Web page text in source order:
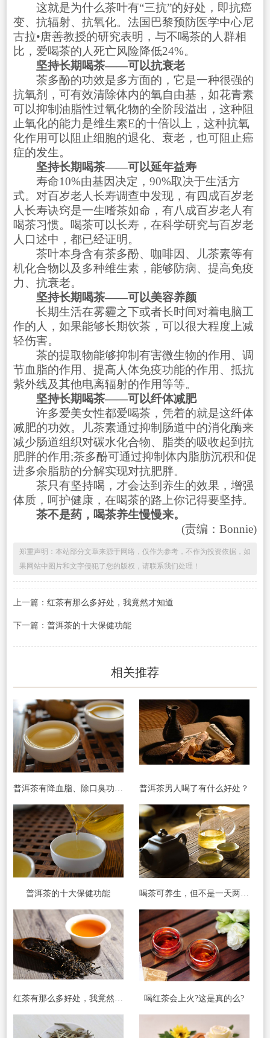
这就是为什么茶叶有“三抗”的好处，即抗癌
变、抗辐射、抗氧化。法国巴黎预防医学中心尼
古拉•唐善教授的研究表明，与不喝茶的人群相
比，爱喝茶的人死亡风险降低24%。
坚持长期喝茶——可以抗衰老
茶多酚的功效是多方面的，它是一种很强的
抗氧剂，可有效清除体内的氧自由基，如花青素
可以抑制油脂性过氧化物的全阶段溢出，这种阻
止氧化的能力是维生素E的十倍以上，这种抗氧
化作用可以阻止细胞的退化、衰老，也可阻止癌
症的发生。
坚持长期喝茶——可以延年益寿
寿命10%由基因决定，90%取决于生活方
式。对百岁老人长寿调查中发现，有四成百岁老
人长寿诀窍是一生嗜茶如命，有八成百岁老人有
喝茶习惯。喝茶可以长寿，在科学研究与百岁老
人口述中，都已经证明。
茶叶本身含有茶多酚、咖啡因、儿茶素等有
机化合物以及多种维生素，能够防病、提高免疫
力、抗衰老。
坚持长期喝茶——可以美容养颜
长期生活在雾霾之下或者长时间对着电脑工
作的人，如果能够长期饮茶，可以很大程度上减
轻伤害。
茶的提取物能够抑制有害微生物的作用、调
节血脂的作用、提高人体免疫功能的作用、抵抗
紫外线及其他电离辐射的作用等等。
坚持长期喝茶——可以纤体减肥
许多爱美女性都爱喝茶，凭着的就是这纤体
减肥的功效。儿茶素通过抑制肠道中的消化酶来
减少肠道组织对碳水化合物、脂类的吸收起到抗
肥胖的作用;茶多酚可通过抑制体内脂肪沉积和促
进多余脂肪的分解实现对抗肥胖。
茶只有坚持喝，才会达到养生的效果，增强
体质，呵护健康，在喝茶的路上你记得要坚持。
茶不是药，喝茶养生慢慢来。
(责编：Bonnie)
郑重声明：本站部分文章来源于网络，仅作为参考，不作为投资依据，如
果网站中图片和文字侵犯了您的版权，请联系我们处理！
上一篇： 红茶有那么多好处，我竟然才知道
下一篇： 普洱茶的十大保健功能
相关推荐
普洱茶男人喝了有什么好处？
普洱茶的十大保健功能 喝茶可养生，但不是一天两天可见效
喝红茶会上火?这是真的么?